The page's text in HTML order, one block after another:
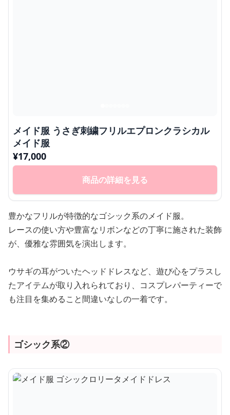
メイド服 うさぎ刺繍フリルエプロンクラシカル
メイド服
¥17,000
商品の詳細を見る
豊かなフリルが特徴的なゴシック系のメイド服。
レースの使い方や豊富なリボンなどの丁寧に施された装飾
が、優雅な雰囲気を演出します。
ウサギの耳がついたヘッドドレスなど、遊び心をプラスし
たアイテムが取り入れられており、コスプレパーティーで
も注目を集めること間違いなしの一着です。
ゴシック系②